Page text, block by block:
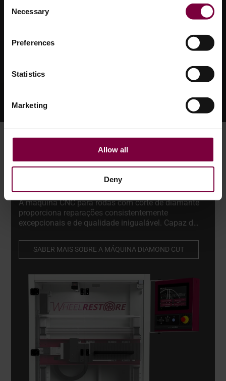
Selection
Necessary
Preferences
Statistics
Marketing
Allow all
Deny
MÁQUINA DE RODAS
DIAMOND CUT
A máquina CNC para rodas com corte de diamante
proporciona reparações consistentemente
excepcionais e de qualidade inigualável. Capaz de
rodas danificadas, preservando a sua integridade
estrutural.
SABER MAIS SOBRE A MÁQUINA DIAMOND CUT